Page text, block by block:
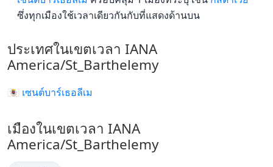
ซึ่งทุกเมืองใช้เวลาเดียวกันกับที่แสดงด้านบน
ประเทศในเขตเวลา IANA
America/St_Barthelemy
🇧🇱 เซนต์บาร์เธอลีเม
เมืองในเขตเวลา IANA
America/St_Barthelemy